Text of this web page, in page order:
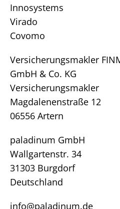
Innosystems
Virado
Covomo
Versicherungsmakler
GmbH & Co. KG
Versicherungsmakler
Magdalenenstraße 12
06556 Artern
paladinum GmbH
Wallgartenstr. 34
31303 Burgdorf
Deutschland
info@paladinum.de